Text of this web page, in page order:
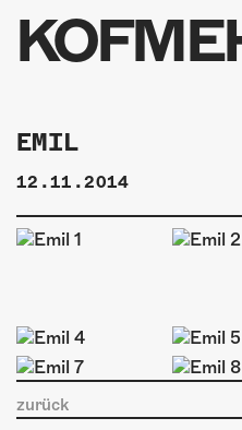
PROGRAMM
GALERIE
PHOTOMAT
INFOS
EMIL
12.11.2014
zurück